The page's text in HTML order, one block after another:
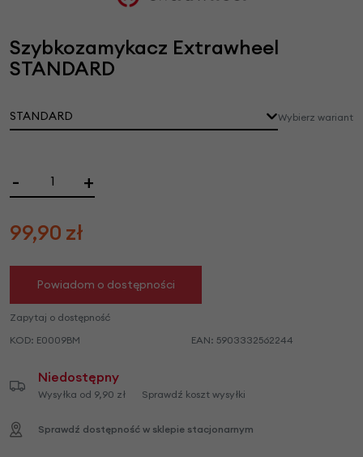
Szybkozamykacz Extrawheel
STANDARD
STANDARD Wybierz wariant
- +
99,90 zł
Powiadom o dostępności
Zapytaj o dostępność
KOD: E0009BM EAN: 5903332562244
Niedostępny
Wysyłka od 9,90 zł Sprawdź koszt wysyłki
Sprawdź dostępność w sklepie stacjonarnym